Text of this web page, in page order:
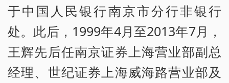
于中国人民银行南京市分行非银行
处。此后，1999年4月至2013年7月，
王辉先后任南京证券上海营业部副总
经理、世纪证券上海威海路营业部及